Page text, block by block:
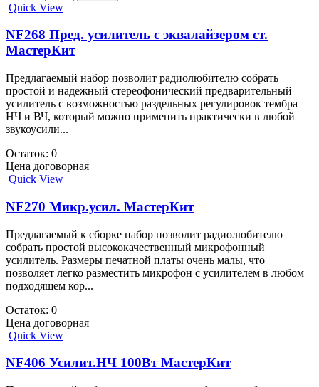
Quick View
NF268 Пред. усилитель с эквалайзером ст.
МастерКит
Предлагаемый набор позволит радиолюбителю собрать
простой и надежный стереофонический предварительный
усилитель с возможностью раздельных регулировок тембра
НЧ и ВЧ, который можно применить практически в любой
звукоусили...
Остаток: 0
Цена договорная
Quick View
NF270 Микр.усил. МастерКит
Предлагаемый к сборке набор позволит радиолюбителю
собрать простой высококачественный микрофонный
усилитель. Размеры печатной платы очень малы, что
позволяет легко разместить микрофон с усилителем в любом
подходящем кор...
Остаток: 0
Цена договорная
Quick View
NF406 Усилит.НЧ 100Вт МастерКит